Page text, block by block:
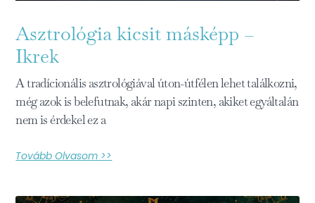
Asztrológia kicsit másképp –
Ikrek
A tradícionális asztrológiával úton-útfélen lehet találkozni,
még azok is belefutnak, akár napi szinten, akiket egyáltalán
nem is érdekel ez a
Tovább Olvasom >>